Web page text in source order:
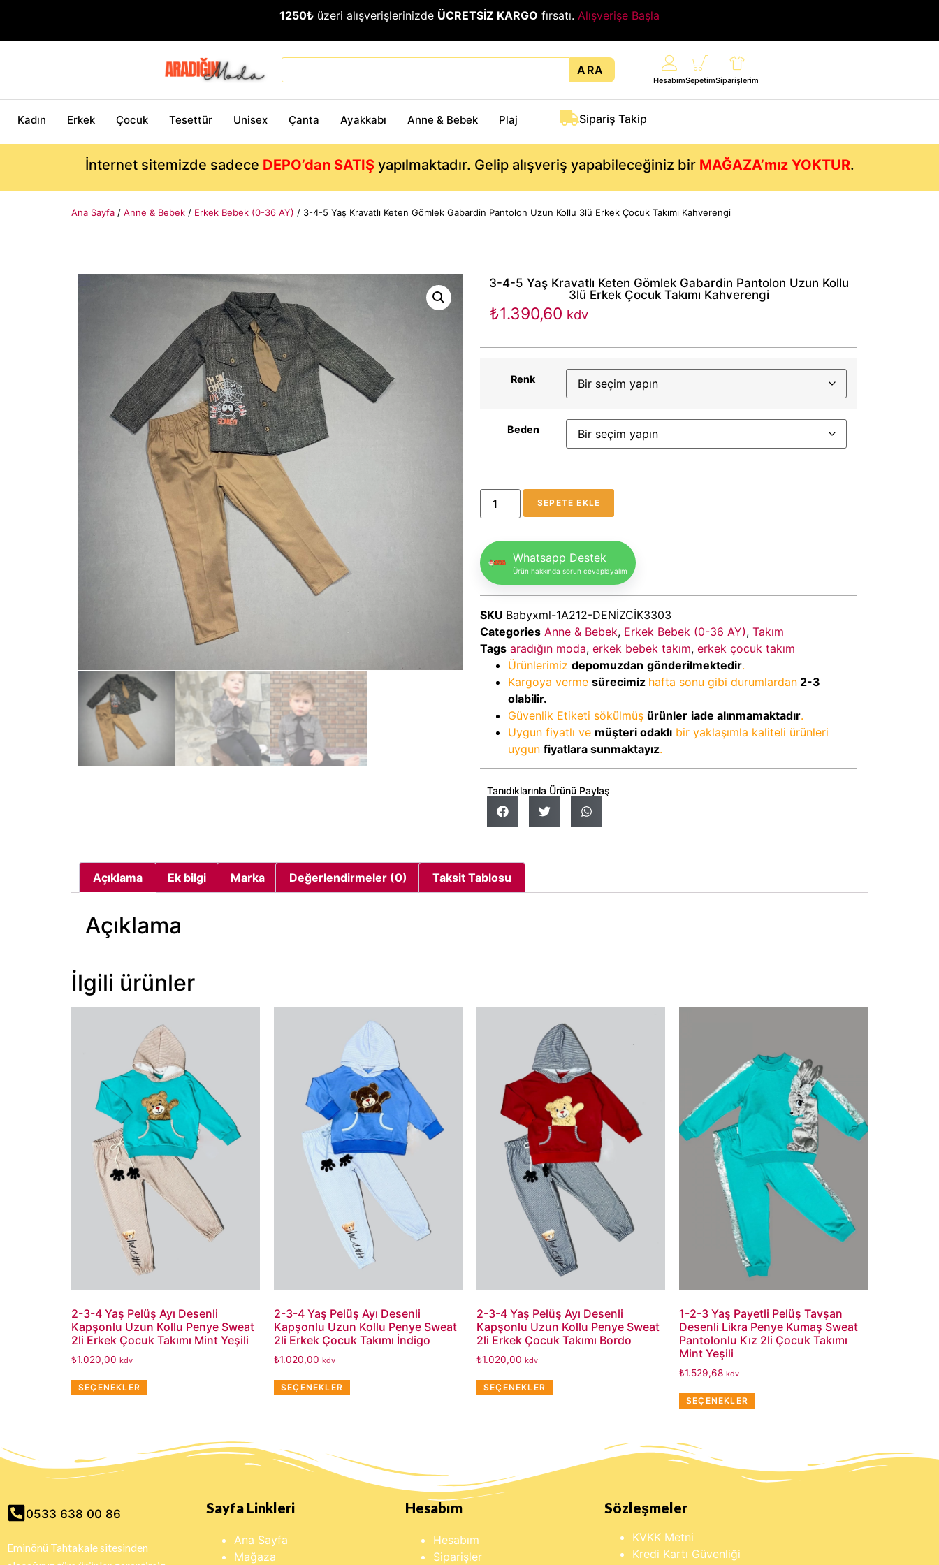
1250₺ üzeri alışverişlerinizde ÜCRETSİZ KARGO fırsatı. Alışverişe Başla
ARA
HesabımSepetimSiparişlerim
Kadın Erkek Çocuk Tesettür Unisex Çanta Ayakkabı Anne & Bebek Plaj Sipariş Takip
İnternet sitemizde sadece DEPO’dan SATIŞyapılmaktadır. Gelip alışveriş yapabileceğiniz bir MAĞAZA’mız YOKTUR.
Ana Sayfa / Anne & Bebek / Erkek Bebek (0-36 AY) / 3-4-5 Yaş Kravatlı Keten Gömlek Gabardin Pantolon Uzun Kollu 3lü Erkek Çocuk Takımı Kahverengi
3-4-5 Yaş Kravatlı Keten Gömlek Gabardin Pantolon Uzun Kollu
3lü Erkek Çocuk Takımı Kahverengi
₺1.390,60 kdv
Renk
Beden
SEPETE EKLE
Whatsapp Destek
Ürün hakkında sorun cevaplayalım
SKU Babyxml-1A212-DENİZCİK3303
Categories Anne & Bebek, Erkek Bebek (0-36 AY), Takım
Tags aradığın moda, erkek bebek takım, erkek çocuk takım
Ürünlerimiz depomuzdan gönderilmektedir.
Kargoya verme sürecimiz hafta sonu gibi durumlardan 2-3
olabilir.
Güvenlik Etiketi sökülmüş ürünler iade alınmamaktadır.
Uygun fiyatlı ve müşteri odaklı bir yaklaşımla kaliteli ürünleri
uygun fiyatlara sunmaktayız.
Tanıdıklarınla Ürünü Paylaş
Açıklama Ek bilgi Marka Değerlendirmeler (0) Taksit Tablosu
Açıklama
İlgili ürünler
2-3-4 Yaş Pelüş Ayı Desenli
Kapşonlu Uzun Kollu Penye Sweat
2li Erkek Çocuk Takımı Mint Yeşili
₺1.020,00 kdv
SEÇENEKLER
2-3-4 Yaş Pelüş Ayı Desenli
Kapşonlu Uzun Kollu Penye Sweat
2li Erkek Çocuk Takımı İndigo
₺1.020,00 kdv
SEÇENEKLER
2-3-4 Yaş Pelüş Ayı Desenli
Kapşonlu Uzun Kollu Penye Sweat
2li Erkek Çocuk Takımı Bordo
₺1.020,00 kdv
SEÇENEKLER
1-2-3 Yaş Payetli Pelüş Tavşan
Desenli Likra Penye Kumaş Sweat
Pantolonlu Kız 2li Çocuk Takımı
Mint Yeşili
₺1.529,68 kdv
SEÇENEKLER
0533 638 00 86
Eminönü Tahtakale sitesinden
Sayfa Linkleri
Ana Sayfa
Mağaza
Hesabım
Hesabım
Siparişler
Sözleşmeler
KVKK Metni
Kredi Kartı Güvenliği